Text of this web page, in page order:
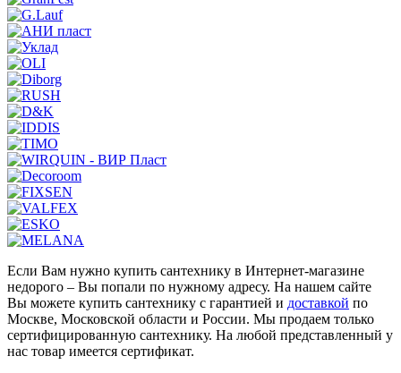
Если Вам нужно купить сантехнику в Интернет-магазине
недорого – Вы попали по нужному адресу. На нашем сайте
Вы можете купить сантехнику с гарантией и доставкой по
Москве, Московской области и России. Мы продаем только
сертифицированную сантехнику. На любой представленный у
нас товар имеется сертификат.